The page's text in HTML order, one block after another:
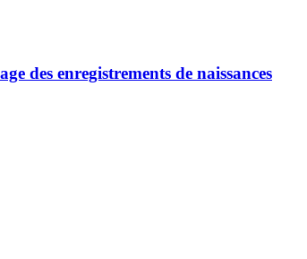
des enregistrements de naissances